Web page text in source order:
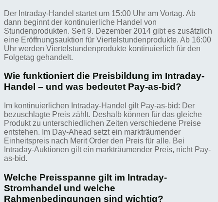
Der Intraday-Handel startet um 15:00 Uhr am Vortag. Ab
dann beginnt der kontinuierliche Handel von
Stundenprodukten. Seit 9. Dezember 2014 gibt es zusätzlich
eine Eröffnungsauktion für Viertelstundenprodukte. Ab 16:00
Uhr werden Viertelstundenprodukte kontinuierlich für den
Folgetag gehandelt.
Wie funktioniert die Preisbildung im Intraday-
Handel – und was bedeutet Pay-as-bid?
Im kontinuierlichen Intraday-Handel gilt Pay-as-bid: Der
bezuschlagte Preis zählt. Deshalb können für das gleiche
Produkt zu unterschiedlichen Zeiten verschiedene Preise
entstehen. Im Day-Ahead setzt ein markträumender
Einheitspreis nach Merit Order den Preis für alle. Bei
Intraday-Auktionen gilt ein markträumender Preis, nicht Pay-
as-bid.
Welche Preisspanne gilt im Intraday-
Stromhandel und welche
Rahmenbedingungen sind wichtig?